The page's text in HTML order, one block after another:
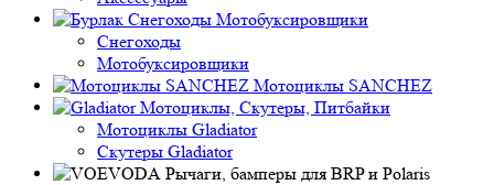
Снегоходы Мотобуксировщики
Снегоходы
Мотобуксировщики
Мотоциклы SANCHEZ
Мотоциклы, Скутеры, Питбайки
Мотоциклы Gladiator
Скутеры Gladiator
Рычаги, бамперы для BRP и Polaris